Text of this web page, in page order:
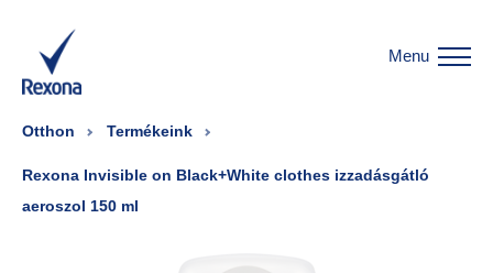
Menu
Otthon Termékeink
Rexona Invisible on Black+White clothes izzadásgátló
aeroszol 150 ml